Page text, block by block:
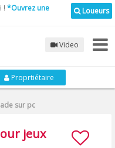
Loueurs
! *Ouvrez une
Video
Proprtiétaire
sur pc
jeux